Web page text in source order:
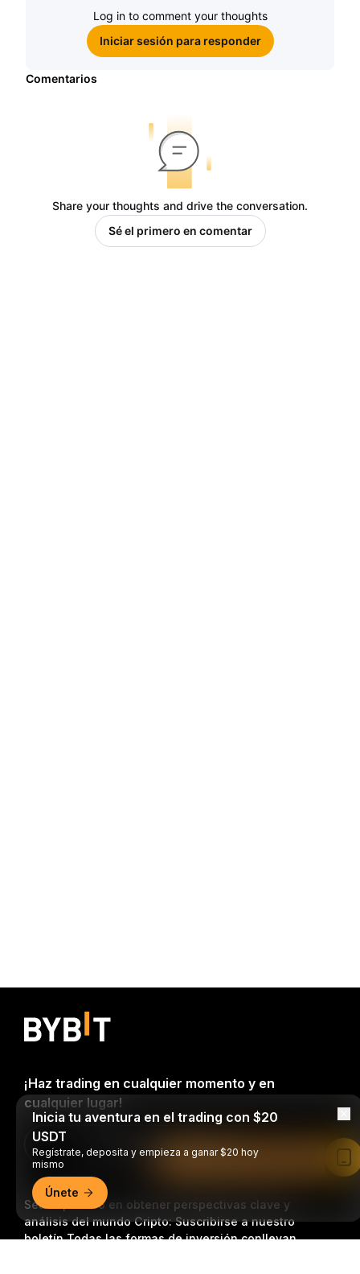
Log in to comment your thoughts
Iniciar sesión para responder
Comentarios
Share your thoughts and drive the conversation.
Sé el primero en comentar
Sea el primero en obtener perspectivas clave y
análisis del mundo Cripto: Suscribirse a nuestro
boletín.Todas las formas de inversión conllevan
¡Haz trading en cualquier momento y en
cualquier lugar!
Download Bybit App
Inicia tu aventura en el trading con $20
USDT
Regístrate, deposita y empieza a ganar $20 hoy
mismo
Únete
Leer en la aplicación de Bybit